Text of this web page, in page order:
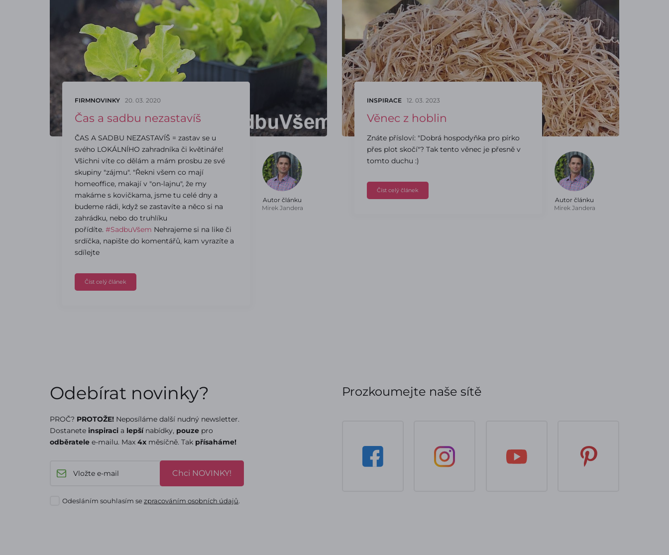
FIRMNOVINKY 20. 03. 2020
Čas a sadbu nezastavíš
ČAS A SADBU NEZASTAVÍŠ = zastav se u
svého LOKÁLNÍHO zahradníka či květináře!
Všichni víte co dělám a mám prosbu ze své
skupiny "zájmu". "Řekni všem co mají
homeoffice, makají v "on-lajnu", že my
makáme s kovičkama, jsme tu celé dny a
budeme rádi, když se zastavíte a něco si na
zahrádku, nebo do truhlíku
pořídíte. #SadbuVšem Nehrajeme si na like či
srdíčka, napište do komentářů, kam vyrazíte a
sdílejte
Číst celý článek
Autor článku
Mirek Jandera
INSPIRACE 12. 03. 2023
Věnec z hoblin
Znáte přísloví: "Dobrá hospodyňka pro pírko
přes plot skočí"? Tak tento věnec je přesně v
tomto duchu :)
Číst celý článek
Autor článku
Mirek Jandera
Odebírat novinky?
PROČ? PROTOŽE! Neposíláme další nudný newsletter.
Dostanete inspiraci a lepšínabídky, pouze pro
odběratele e-mailu. Max 4x měsíčně. Tak přísaháme!
Chci NOVINKY!
Odesláním souhlasím sezpracováním osobních údajů.
Prozkoumejte naše sítě